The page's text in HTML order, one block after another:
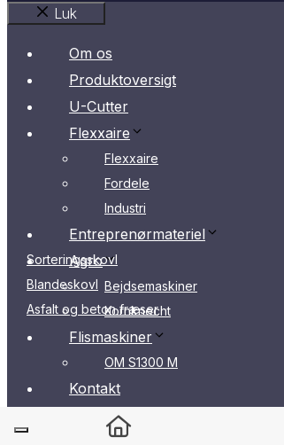
Luk
Om os
Produktoversigt
U-Cutter
Flexxaire
Flexxaire
Fordele
Industri
Entreprenørmateriel
Sorteringsskovl
Blandeskovl
Asfalt og beton fræser
Agro
Bejdsemaskiner
Kornknecht
Flismaskiner
OM S1300 M
Kontakt